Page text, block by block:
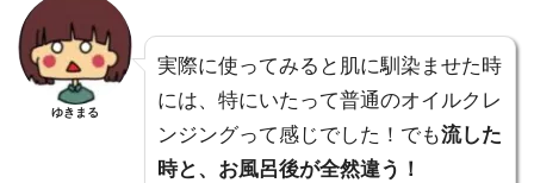
ゆきまる
実際に使ってみると肌に馴染ませた時
には、特にいたって普通のオイルクレ
ンジングって感じでした！でも流した
時と、お風呂後が全然違う！